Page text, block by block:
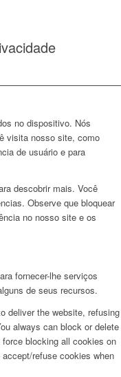
no dispositivo. Nós
visita nosso site, como
de usuário e para
descobrir mais. Você
Observe que bloquear
no nosso site e os
fornecer-lhe serviços
de seus recursos.
deliver the website, refusing
always can block or delete
blocking all cookies on
refuse cookies when